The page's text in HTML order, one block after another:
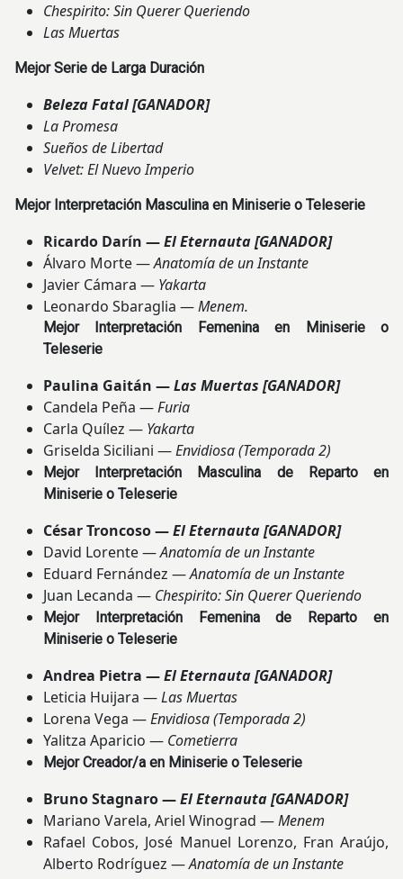
Chespirito: Sin Querer Queriendo
Las Muertas
Mejor Serie de Larga Duración
Beleza Fatal[GANADOR]
La Promesa
Sueños de Libertad
Velvet: El Nuevo Imperio
Mejor Interpretación Masculina en Miniserie o Teleserie
Ricardo Darín —El Eternauta[GANADOR]
Álvaro Morte —Anatomía de un Instante
Javier Cámara — Yakarta
Leonardo Sbaraglia —Menem.
Mejor Interpretación Femenina en Miniserie o
Teleserie
Paulina Gaitán —Las Muertas [GANADOR]
Candela Peña —Furia
Carla Quílez — Yakarta
Griselda Siciliani —Envidiosa (Temporada 2)
Mejor Interpretación Masculina de Reparto en
Miniserie o Teleserie
César Troncoso —El Eternauta[GANADOR]
David Lorente —Anatomía de un Instante
Eduard Fernández —Anatomía de un Instante
Juan Lecanda — Chespirito: Sin Querer Queriendo
Mejor Interpretación Femenina de Reparto en
Miniserie o Teleserie
Andrea Pietra —El Eternauta[GANADOR]
Leticia Huijara —Las Muertas
Lorena Vega —Envidiosa (Temporada 2)
Yalitza Aparicio — Cometierra
Mejor Creador/a en Miniserie o Teleserie
Bruno Stagnaro —El Eternauta[GANADOR]
Mariano Varela, Ariel Winograd —Menem
Rafael Cobos, José Manuel Lorenzo, Fran Araújo,
Alberto Rodríguez —Anatomía de un Instante